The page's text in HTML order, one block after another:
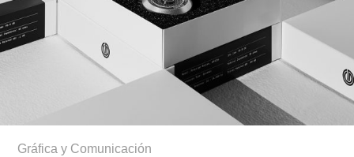
Gráfica y Comunicación